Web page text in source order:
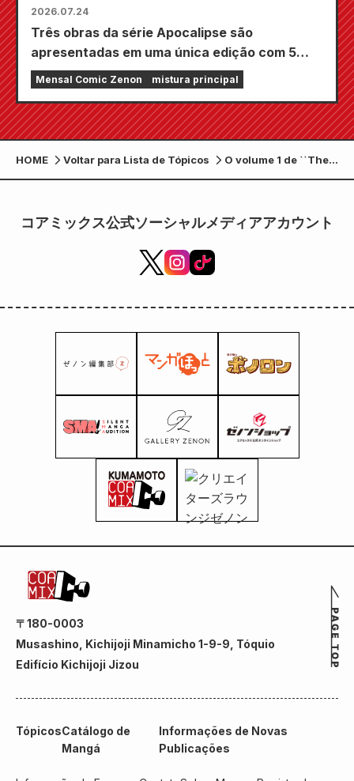
2026.07.24
Três obras da série Apocalipse são
apresentadas em uma única edição com 5
capítulos!! A edição de setembro de 2026 da
revista em quadrinhos mensal Zenon estará à
venda em 24 de julho!!
Mensal Comic Zenon mistura principal
HOME Voltar para Lista de Tópicos
O volume 1 de ``The
Strongest Magician
de um mágico
コアミックス公式ソーシャルメディアアカウント
〒180-0003
Musashino, Kichijoji Minamicho 1-9-9, Tóquio
Edifício Kichijoji Jizou
TópicosCatálogo de
Mangá
Informações de Novas
Publicações